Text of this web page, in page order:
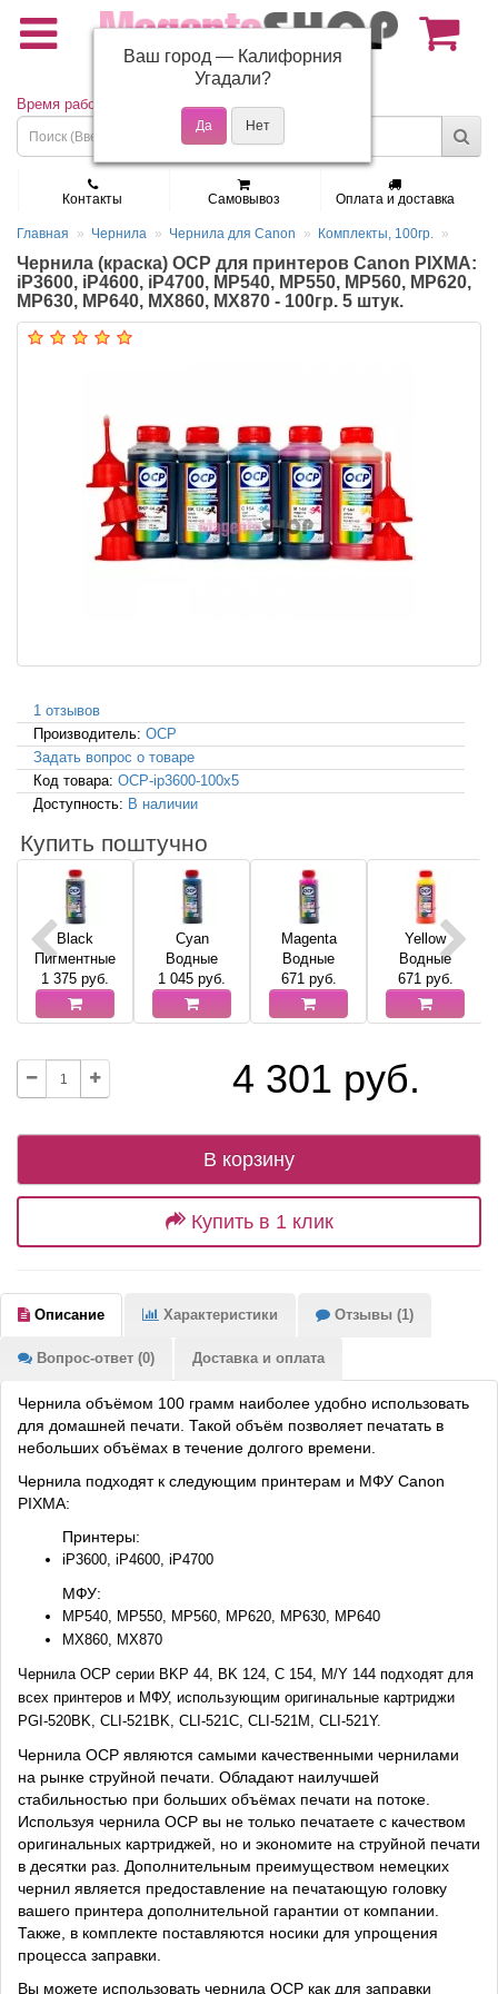
(495) 150-01-37
Время работы: Пн - Пт 9:30 - 19:00
Контакты Самовывоз Оплата и доставка
Главная Чернила Чернила для Canon Комплекты, 100гр.
Чернила (краска) OCP для принтеров Canon PIXMA:
iP3600, iP4600, iP4700, MP540, MP550, MP560, MP620,
MP630, MP640, MX860, MX870 - 100гр. 5 штук.
1 отзывов
Производитель: OCP
Задать вопрос о товаре
Код товара: OCP-ip3600-100x5
Доступность: В наличии
Купить поштучно
Black
Пигментные
1 375 руб.
Cyan
Водные
1 045 руб.
Magenta
Водные
671руб.
Yellow
Водные
671руб.
4 301 руб.
В корзину
Купить в 1 клик
Описание Характеристики Отзывы (1)
Вопрос-ответ (0) Доставка и оплата
Чернила объёмом 100 грамм наиболее удобно использовать
для домашней печати. Такой объём позволяет печатать в
небольших объёмах в течение долгого времени.
Чернила подходят к следующим принтерам и МФУ Canon
PIXMA:
Принтеры:
iP3600, iP4600, iP4700
МФУ:
MP540, MP550, MP560, MP620, MP630, MP640
MX860, MX870
Чернила OCP серии BKP 44, BK 124, C 154, M/Y 144 подходят для
всех принтеров и МФУ, использующим оригинальные картриджи
PGI-520BK, CLI-521BK, CLI-521C, CLI-521M, CLI-521Y.
Чернила OCP являются самыми качественными чернилами
на рынке струйной печати. Обладают наилучшей
стабильностью при больших объёмах печати на потоке.
Используя чернила OCP вы не только печатаете с качеством
оригинальных картриджей, но и экономите на струйной печати
в десятки раз. Дополнительным преимуществом немецких
чернил является предоставление на печатающую головку
вашего принтера дополнительной гарантии от компании.
Также, в комплекте поставляются носики для упрощения
процесса заправки.
Вы можете использовать чернила OCP как для заправки
Ваш город — Калифорния
Угадали?